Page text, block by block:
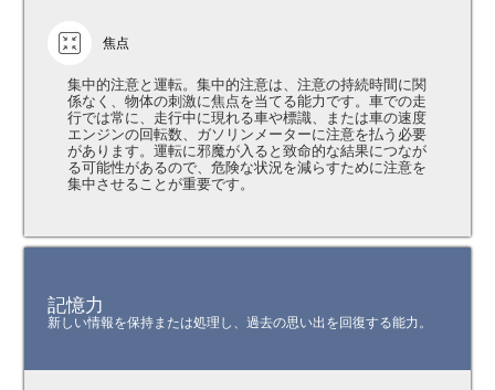
焦点
集中的注意と運転。集中的注意は、注意の持続時間に関
係なく、物体の刺激に焦点を当てる能力です。車での走
行では常に、走行中に現れる車や標識、または車の速度
エンジンの回転数、ガソリンメーターに注意を払う必要
があります。運転に邪魔が入ると致命的な結果につなが
る可能性があるので、危険な状況を減らすために注意を
集中させることが重要です。
記憶力
新しい情報を保持または処理し、過去の思い出を回復する能力。